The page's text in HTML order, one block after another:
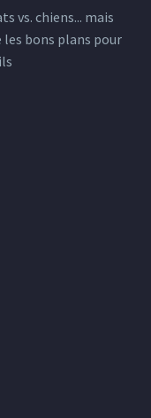
vs. chiens... mais
les bons plans pour